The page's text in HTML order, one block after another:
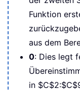
Funktion
aus dem
0: Dies legt
in